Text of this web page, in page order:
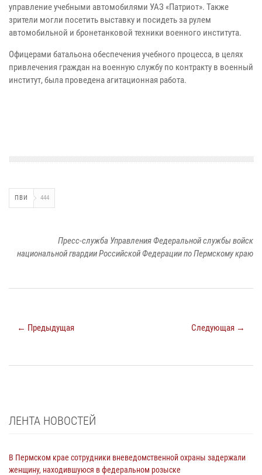
управление учебными автомобилями УАЗ «Патриот». Также
зрители могли посетить выставку и посидеть за рулем
автомобильной и бронетанковой техники военного института.
Офицерами батальона обеспечения учебного процесса, в целях
привлечения граждан на военную службу по контракту в военный
институт, была проведена агитационная работа.
ПВИ 444
Пресс-служба Управления Федеральной службы войск
национальной гвардии Российской Федерации по Пермскому краю
← Предыдущая Следующая →
ЛЕНТА НОВОСТЕЙ
В Пермском крае сотрудники вневедомственной охраны задержали
женщину, находившуюся в федеральном розыске